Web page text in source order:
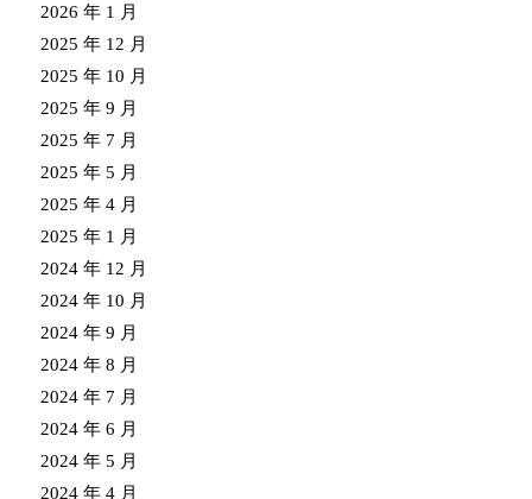
2026 年 1 月
2025 年 12 月
2025 年 10 月
2025 年 9 月
2025 年 7 月
2025 年 5 月
2025 年 4 月
2025 年 1 月
2024 年 12 月
2024 年 10 月
2024 年 9 月
2024 年 8 月
2024 年 7 月
2024 年 6 月
2024 年 5 月
2024 年 4 月